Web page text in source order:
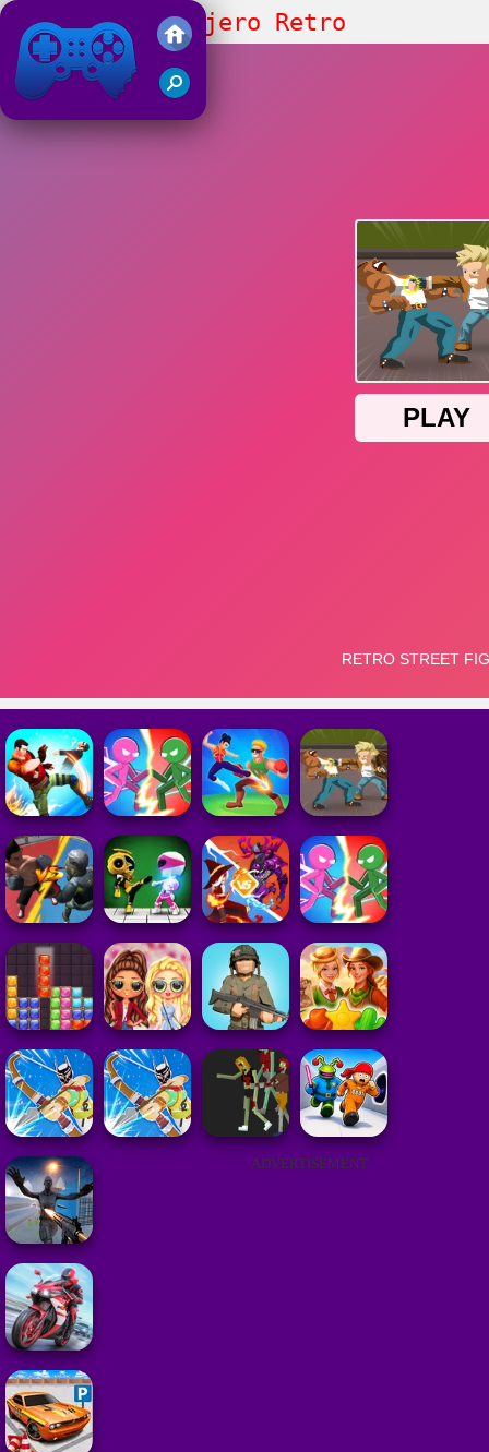
Juegos Friv 2019
Luchador Callejero Retro
ADVERTISEMENT